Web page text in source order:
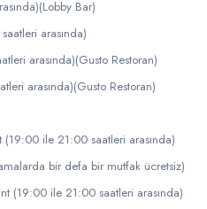
Bar)
arasında)
arasında)(Gusto Restoran)
arasında)(Gusto Restoran)
(19:00 ile 21:00 saatleri arasında)
bir defa bir mutfak ücretsiz)
(19:00 ile 21:00 saatleri arasında)